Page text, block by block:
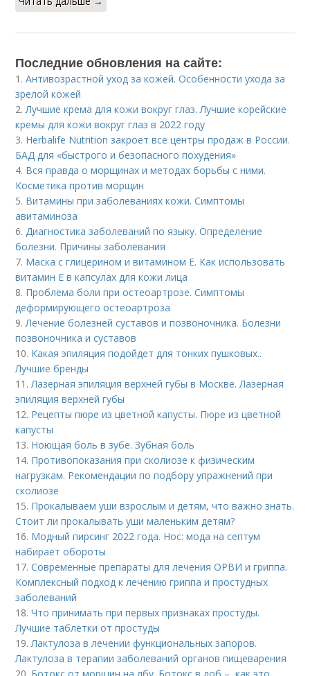
Последние обновления на сайте:
1.Антивозрастной уход за кожей. Особенности ухода за
зрелой кожей
2.Лучшие крема для кожи вокруг глаз. Лучшие корейские
кремы для кожи вокруг глаз в 2022 году
3. Herbalife Nutrition закроет все центры продаж в России.
БАД для «быстрого и безопасного похудения»
4. Вся правда о морщинах и методах борьбы с ними.
Косметика против морщин
5. Витамины при заболеваниях кожи. Симптомы
авитаминоза
6.Диагностика заболеваний по языку. Определение
болезни. Причины заболевания
7. Маска с глицерином и витамином Е. Как использовать
витамин E в капсулах для кожи лица
8. Проблема боли при остеоартрозе. Симптомы
деформирующего остеоартроза
9.Лечение болезней суставов и позвоночника. Болезни
позвоночника и суставов
10. Какая эпиляция подойдет для тонких пушковых..
Лучшие бренды
11.Лазерная эпиляция верхней губы в Москве. Лазерная
эпиляция верхней губы
12. Рецепты пюре из цветной капусты. Пюре из цветной
капусты
13. Ноющая боль в зубе. Зубная боль
14. Противопоказания при сколиозе к физическим
нагрузкам. Рекомендации по подбору упражнений при
сколиозе
15. Прокалываем уши взрослым и детям, что важно знать.
Стоит ли прокалывать уши маленьким детям?
16. Модный пирсинг 2022 года. Нос: мода на септум
набирает обороты
17.Современные препараты для лечения ОРВИ и гриппа.
Комплексный подход к лечению гриппа и простудных
заболеваний
18.Что принимать при первых признаках простуды.
Лучшие таблетки от простуды
19.Лактулоза в лечении функциональных запоров.
Лактулоза в терапии заболеваний органов пищеварения